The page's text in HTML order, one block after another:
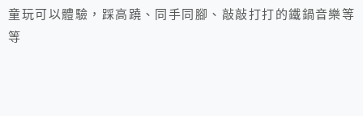
童玩可以體驗，踩高蹺、同手同腳、敲敲打打的鐵鍋音樂等
等